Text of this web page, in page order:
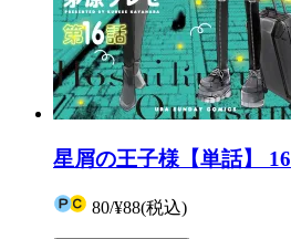
星屑の王子様【単話】 16
80/¥88(税込)